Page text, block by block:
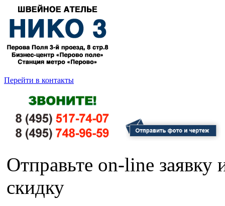
Перейти в контакты
Отправьте on-line
скидку